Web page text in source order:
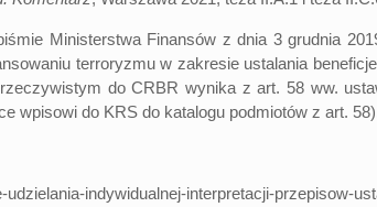
Ministerstwa Finansów z dnia 3 grudnia
terroryzmu w zakresie ustalania
do CRBR wynika z art. 58 ww.
wpisowi do KRS do katalogu podmiotów z art.
indywidualnej-interpretacji-przepisow-